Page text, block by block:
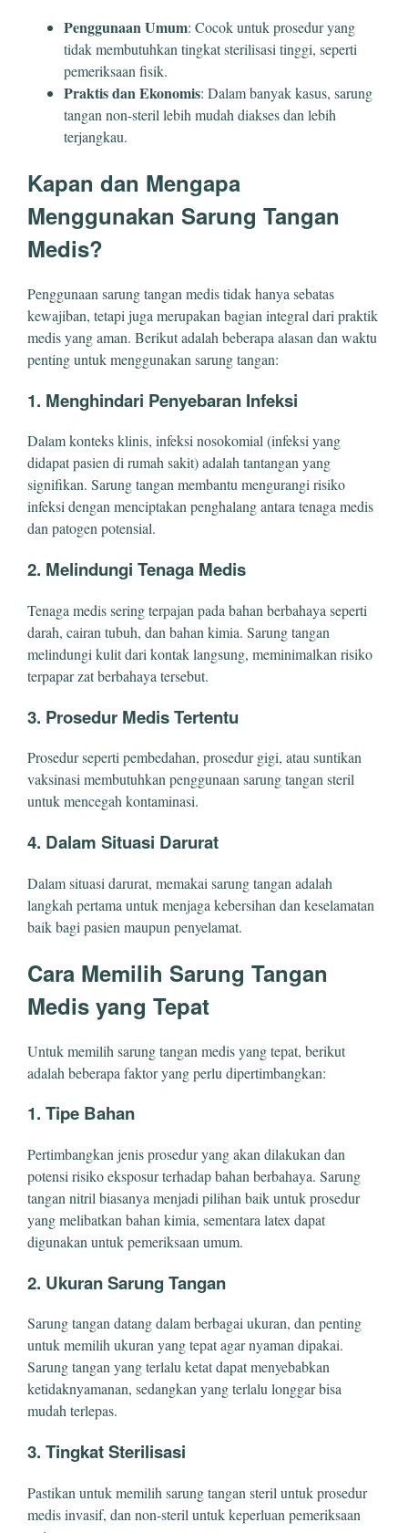
Penggunaan Umum: Cocok untuk prosedur yang
tidak membutuhkan tingkat sterilisasi tinggi, seperti
pemeriksaan fisik.
Praktis dan Ekonomis: Dalam banyak kasus, sarung
tangan non-steril lebih mudah diakses dan lebih
terjangkau.
Kapan dan Mengapa
Menggunakan Sarung Tangan
Medis?
Penggunaan sarung tangan medis tidak hanya sebatas
kewajiban, tetapi juga merupakan bagian integral dari praktik
medis yang aman. Berikut adalah beberapa alasan dan waktu
penting untuk menggunakan sarung tangan:
1. Menghindari Penyebaran Infeksi
Dalam konteks klinis, infeksi nosokomial (infeksi yang
didapat pasien di rumah sakit) adalah tantangan yang
signifikan. Sarung tangan membantu mengurangi risiko
infeksi dengan menciptakan penghalang antara tenaga medis
dan patogen potensial.
2. Melindungi Tenaga Medis
Tenaga medis sering terpajan pada bahan berbahaya seperti
darah, cairan tubuh, dan bahan kimia. Sarung tangan
melindungi kulit dari kontak langsung, meminimalkan risiko
terpapar zat berbahaya tersebut.
3. Prosedur Medis Tertentu
Prosedur seperti pembedahan, prosedur gigi, atau suntikan
vaksinasi membutuhkan penggunaan sarung tangan steril
untuk mencegah kontaminasi.
4. Dalam Situasi Darurat
Dalam situasi darurat, memakai sarung tangan adalah
langkah pertama untuk menjaga kebersihan dan keselamatan
baik bagi pasien maupun penyelamat.
Cara Memilih Sarung Tangan
Medis yang Tepat
Untuk memilih sarung tangan medis yang tepat, berikut
adalah beberapa faktor yang perlu dipertimbangkan:
1. Tipe Bahan
Pertimbangkan jenis prosedur yang akan dilakukan dan
potensi risiko eksposur terhadap bahan berbahaya. Sarung
tangan nitril biasanya menjadi pilihan baik untuk prosedur
yang melibatkan bahan kimia, sementara latex dapat
digunakan untuk pemeriksaan umum.
2. Ukuran Sarung Tangan
Sarung tangan datang dalam berbagai ukuran, dan penting
untuk memilih ukuran yang tepat agar nyaman dipakai.
Sarung tangan yang terlalu ketat dapat menyebabkan
ketidaknyamanan, sedangkan yang terlalu longgar bisa
mudah terlepas.
3. Tingkat Sterilisasi
Pastikan untuk memilih sarung tangan steril untuk prosedur
medis invasif, dan non-steril untuk keperluan pemeriksaan